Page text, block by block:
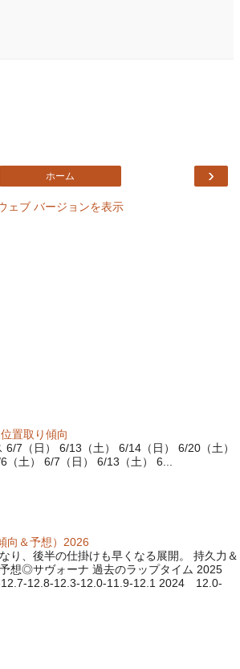
›
ホーム
ェブ バージョンを表示
置取り傾向
6/7（日） 6/13（土） 6/14（日） 6/20（土）
（土） 6/7（日） 6/13（土） 6...
向＆予想）2026
り、後半の仕掛けも早くなる展開。 持久力＆
想◎サヴォーナ 過去のラップタイム 2025
12.8-12.3-12.0-11.9-12.1 2024 12.0-